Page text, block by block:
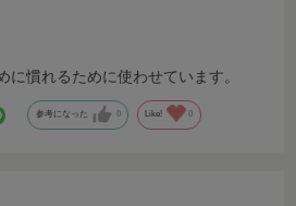
に慣れるために使わせています。
参考になった 0 Like! 0